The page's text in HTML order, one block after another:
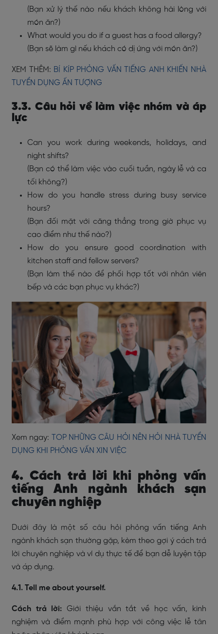
(Bạn xử lý thế nào nếu khách không hài lòng với
món ăn?)
What would you do if a guest has a food allergy?
(Bạn sẽ làm gì nếu khách có dị ứng với món ăn?)
XEM THÊM: BÍ KÍP PHỎNG VẤN TIẾNG ANH KHIẾN NHÀ
TUYỂN DỤNG ẤN TƯỢNG
3.3. Câu hỏi về làm việc nhóm và áp
lực
Can you work during weekends, holidays, and
night shifts?
(Bạn có thể làm việc vào cuối tuần, ngày lễ và ca
tối không?)
How do you handle stress during busy service
hours?
(Bạn đối mặt với căng thẳng trong giờ phục vụ
cao điểm như thế nào?)
How do you ensure good coordination with
kitchen staff and fellow servers?
(Bạn làm thế nào để phối hợp tốt với nhân viên
bếp và các bạn phục vụ khác?)
Xem ngay:
TOP NHỮNG CÂU HỎI NÊN HỎI NHÀ TUYỂN
DỤNG KHI PHỎNG VẤN XIN VIỆC
4. Cách trả lời khi phỏng vấn
tiếng Anh ngành khách sạn
chuyên nghiệp
Dưới đây là một số câu hỏi phỏng vấn tiếng Anh
ngành khách sạn thường gặp, kèm theo gợi ý cách trả
lời chuyên nghiệp và ví dụ thực tế để bạn dễ luyện tập
và áp dụng.
4.1. Tell me about yourself.
Cách trả lời: Giới thiệu vắn tắt về học vấn, kinh
nghiệm và điểm mạnh phù hợp với công việc lễ tân